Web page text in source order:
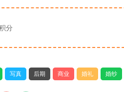
分
写真 后期 商业 婚礼 婚纱